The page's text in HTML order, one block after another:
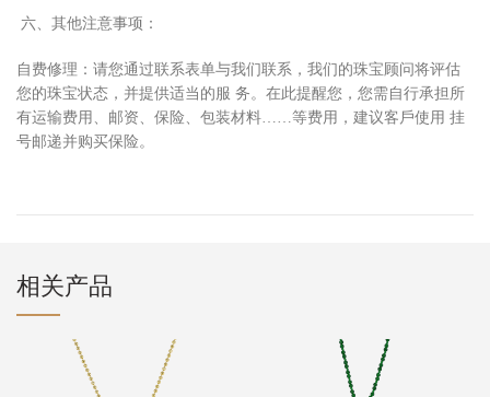
六、其他注意事项：
⾃ 费修理：请您通过联系表单与我们联系，我们的珠宝顾问将评估
您的珠宝状态，并提供适当的服 务。在此提醒您，您需⾃⾏承担所
有运输费⽤ 、邮资、保险、包装材料……等费⽤ ，建议客 ⼾使⽤ 挂
号邮递并购买保险。
相关产品